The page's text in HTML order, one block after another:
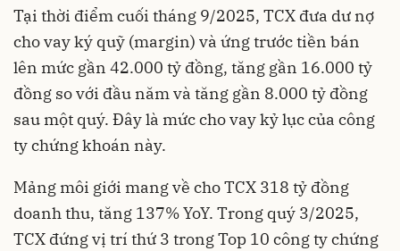
Tại thời điểm cuối tháng 9/2025, TCX đưa dư nợ
cho vay ký quỹ (margin) và ứng trước tiền bán
lên mức gần 42.000 tỷ đồng, tăng gần 16.000 tỷ
đồng so với đầu năm và tăng gần 8.000 tỷ đồng
sau một quý. Đây là mức cho vay kỷ lục của công
ty chứng khoán này.
Mảng môi giới mang về cho TCX 318 tỷ đồng
doanh thu, tăng 137% YoY. Trong quý 3/2025,
TCX đứng vị trí thứ 3 trong Top 10 công ty chứng